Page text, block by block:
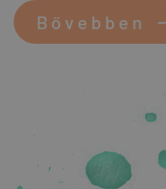
Bővebben